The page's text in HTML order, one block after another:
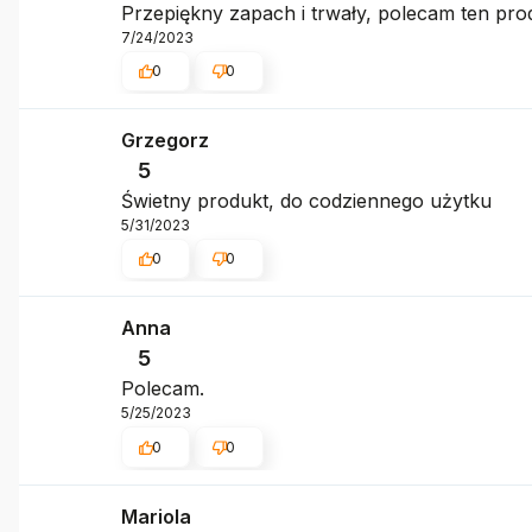
Przepiękny zapach i trwały, polecam ten
7/24/2023
0
0
Grzegorz
5
Świetny produkt, do codziennego użytku
5/31/2023
0
0
Anna
5
Polecam.
5/25/2023
0
0
Mariola